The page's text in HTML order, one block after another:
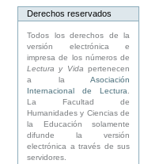
Derechos reservados
Todos los derechos de la
versión electrónica e
impresa de los números de
Lectura y Vida pertenecen
a la Asociación
Internacional de Lectura
La Facultad de
Humanidades y Ciencias de
la Educación solamente
difunde la versión
electrónica a través de sus
servidores.